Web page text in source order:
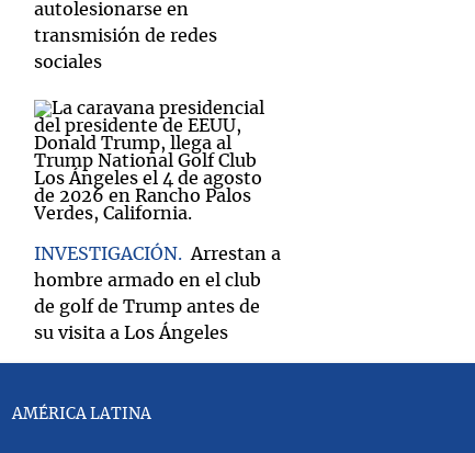
autolesionarse en
transmisión de redes
sociales
INVESTIGACIÓN
Arrestan a
hombre armado en el club
de golf de Trump antes de
su visita a Los Ángeles
AMÉRICA LATINA